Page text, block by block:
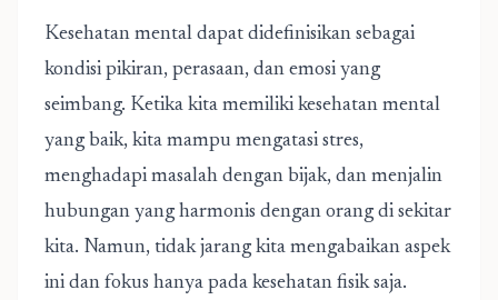
Kesehatan mental dapat didefinisikan sebagai
kondisi pikiran, perasaan, dan emosi yang
seimbang. Ketika kita memiliki kesehatan mental
yang baik, kita mampu mengatasi stres,
menghadapi masalah dengan bijak, dan menjalin
hubungan yang harmonis dengan orang di sekitar
kita. Namun, tidak jarang kita mengabaikan aspek
ini dan fokus hanya pada kesehatan fisik saja.